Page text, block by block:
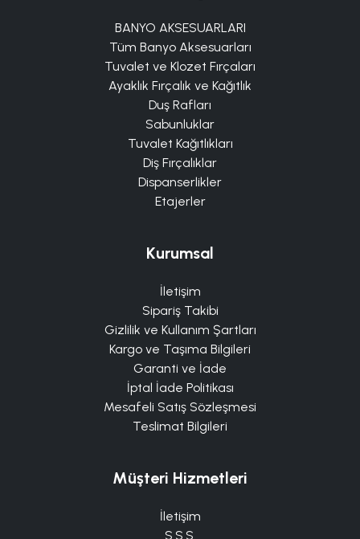
BANYO AKSESUARLARI
Tüm Banyo Aksesuarları
Tuvalet ve Klozet Fırçaları
Ayaklık Fırçalık ve Kağıtlık
Duş Rafları
Sabunluklar
Tuvalet Kağıtlıkları
Diş Fırçalıklar
Dispanserlikler
Etajerler
Kurumsal
İletişim
Sipariş Takibi
Gizlilik ve Kullanım Şartları
Kargo ve Taşıma Bilgileri
Garanti ve İade
İptal İade Politikası
Mesafeli Satış Sözleşmesi
Teslimat Bilgileri
Müşteri Hizmetleri
İletişim
S.S.S.